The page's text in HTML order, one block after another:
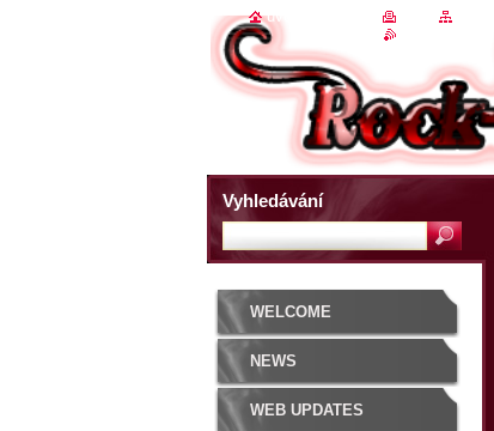
WELCOME
NEWS
WEB UPDATES
Vyhledávání
úvodní stránka